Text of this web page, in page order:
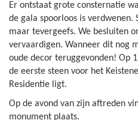
Er ontstaat grote consternatie
de gala spoorloos is verdwenen.
maar tevergeefs. We besluiten
vervaardigen. Wanneer dit nog
oude decor teruggevonden! Op
de eerste steen voor het
Residentie ligt.
Op de avond van zijn aftreden
monument plaats.